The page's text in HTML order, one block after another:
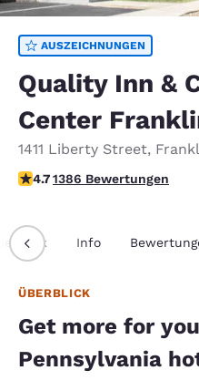
AUSZEICHNUNGEN
Quality Inn &
Center
1411 Liberty Street,
4.69-Sterne-Bewertung.
4.71386 Bewertungen
Info
ÜBERBLICK
Get more for
Pennsylvania